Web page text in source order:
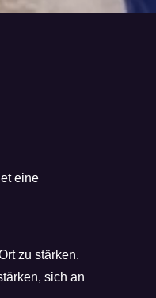
eine
zu stärken.
sich an